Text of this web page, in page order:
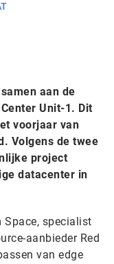
aan de
Unit-1. Dit
voorjaar van
Volgens de twee
project
datacenter in
Space, specialist
aanbieder Red
van edge